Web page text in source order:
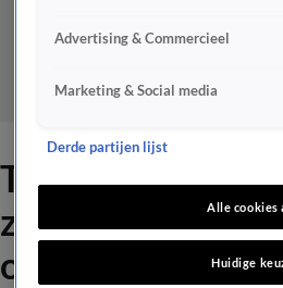
TVOH-coach:
zingen, moet je
opdonderen'
Advertising & Commercieel
Marketing & Social media
Derde partijen lijst
Alle cookies
Huidige